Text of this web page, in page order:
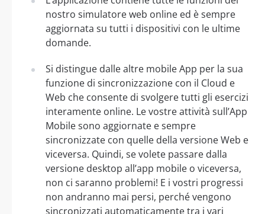
nostro simulatore web online ed è sempre
aggiornata su tutti i dispositivi con le ultime
domande.
Si distingue dalle altre mobile App per la sua
funzione di sincronizzazione con il Cloud e
Web che consente di svolgere tutti gli esercizi
interamente online. Le vostre attività sull’App
Mobile sono aggiornate e sempre
sincronizzate con quelle della versione Web e
viceversa. Quindi, se volete passare dalla
versione desktop all’app mobile o viceversa,
non ci saranno problemi! E i vostri progressi
non andranno mai persi, perché vengono
sincronizzati automaticamente tra i vari